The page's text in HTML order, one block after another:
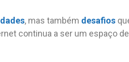
, mas também desafios
continua a ser um espaço